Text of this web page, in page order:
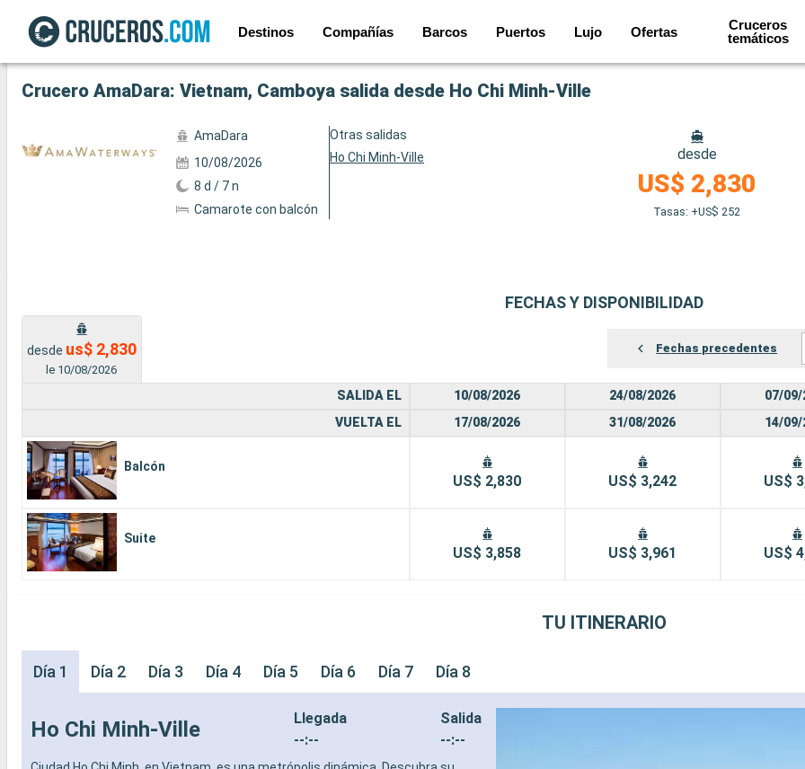
Destinos Compañías Barcos Puertos Lujo Ofertas
Cruceros
temáticos
Ver las 5 fotos siguientes
Crucero AmaDara: Vietnam, Camboya salida desde Ho Chi Minh-Ville
AmaDara
10/08/2026
8 d / 7 n
Camarote con balcón
Otras salidas
Ho Chi Minh-Ville
desde
US$ 2,830
Tasas: +US$ 252
FECHAS Y DISPONIBILIDAD
desde us$ 2,830
le 10/08/2026
Fechas precedentes
SALIDA EL
VUELTA EL
Balcón
Suite
10/08/2026
17/08/2026
US$ 2,830
US$ 3,858
24/08/2026
31/08/2026
US$ 3,242
US$ 3,961
07/09/
14/09/
US$
US$
TU ITINERARIO
Día 1 Día 2 Día 3 Día 4 Día 5 Día 6 Día 7 Día 8
Ho Chi Minh-Ville
Llegada
--:--
Salida
--:--